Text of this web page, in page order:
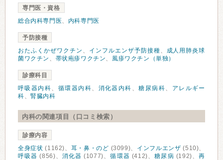
専門医・資格
総合内科専門医、 内科専門医
予防接種
おたふくかぜワクチン 、 インフルエンザ予防接種、
成人用肺炎球
菌ワクチン 、 帯状疱疹ワクチン、 風疹ワクチン（単独）
診療科目
呼吸器内科、 循環器内科、 消化器内科 、糖尿病科、 アレルギー
科、腎臓内科
内科の関連項目（口コミ検索）
診療内容
全身症状 (1162)、 耳・鼻・のど (3099)、 インフルエンザ (510)、
呼吸器 (856)、 消化器 (1077)、循環器 (412)、糖尿病 (192)、再